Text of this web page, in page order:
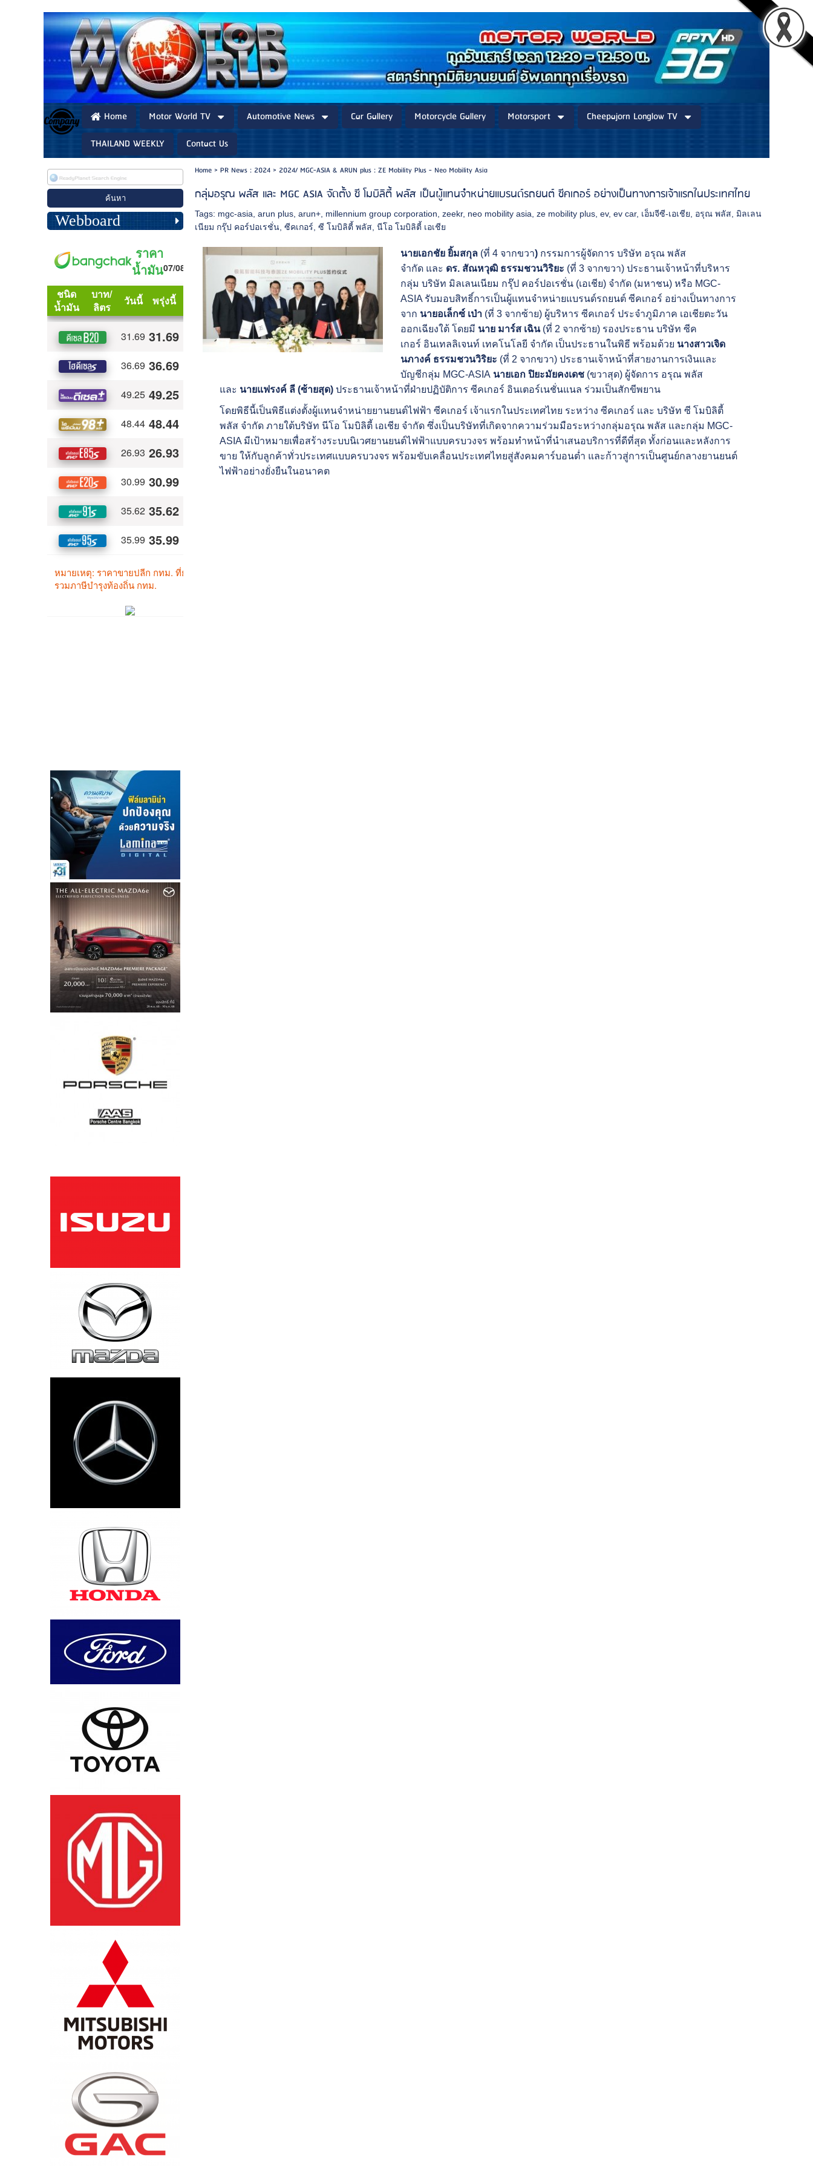
Home Motor World TV Automotive News Car Gallery Motorcycle Gallery Motorsport
Cheepajorn Longlow TV
THAILAND WEEKLY
Contact Us
Webboard
Home> PR News : 2024> 2024/ MGC-ASIA & ARUN plus : ZE Mobility Plus - Neo Mobility Asia
กลุ่มอรุณ พลัส และ MGC ASIA จัดตั้ง ซี โมบิลิตี้ พลัส เป็นผู้แทนจำหน่ายแบรนด์รถยนต์ ซีคเกอร์ อย่างเป็นทางการเจ้าแรกในประเทศไทย
Tags: mgc-asia ,arun plus ,arun+ millennium group corporation ,zeekr, neo mobility asia ,ze mobility plus ,ev,ev car, เอ็มจีซี-เอเชีย อรุณ พลัส ,มิลเลน
เนียม กรุ๊ป คอร์ปอเรชั่น ,ซีคเกอร์ ,ซี โมบิลิตี้ พลัส ,นีโอ โมบิลิตี้ เอเชีย
นายเอกชัย ยิ้มสกุล (ที่ 4 จากขวา) กรรมการผู้จัดการ บริษัท อรุณ พลัส
จำกัด และ ดร. สัณหวุฒิ ธรรมชวนวิริยะ (ที่ 3 จากขวา) ประธานเจ้าหน้าที่บริหาร
กลุ่ม บริษัท มิลเลนเนียม กรุ๊ป คอร์ปอเรชั่น (เอเชีย) จำกัด (มหาชน) หรือ MGC-
ASIA รับมอบสิทธิ์การเป็นผู้แทนจำหน่ายแบรนด์รถยนต์ ซีคเกอร์ อย่างเป็นทางการ
จาก นายอเล็กซ์ เป่า (ที่ 3 จากซ้าย) ผู้บริหาร ซีคเกอร์ ประจำภูมิภาค เอเชียตะวัน
ออกเฉียงใต้ โดยมี นาย มาร์ส เฉิน (ที่ 2 จากซ้าย) รองประธาน บริษัท ซีค
เกอร์ อินเทลลิเจนท์ เทคโนโลยี จำกัด เป็นประธานในพิธี พร้อมด้วย นางสาวเจิด
นภางค์ ธรรมชวนวิริยะ (ที่ 2 จากขวา) ประธานเจ้าหน้าที่สายงานการเงินและ
บัญชีกลุ่ม MGC-ASIA นายเอก ปิยะมัยคงเดช (ขวาสุด) ผู้จัดการ อรุณ พลัส
และ นายแฟรงค์ ลี (ซ้ายสุด) ประธานเจ้าหน้าที่ฝ่ายปฏิบัติการ ซีคเกอร์ อินเตอร์เนชั่นแนล ร่วมเป็นสักขีพยาน
โดยพิธีนี้เป็นพิธีแต่งตั้งผู้แทนจำหน่ายยานยนต์ไฟฟ้า ซีคเกอร์ เจ้าแรกในประเทศไทย ระหว่าง ซีคเกอร์ และ บริษัท ซี โมบิลิตี้
พลัส จำกัด ภายใต้บริษัท นีโอ โมบิลิตี้ เอเชีย จำกัด ซึ่งเป็นบริษัทที่เกิดจากความร่วมมือระหว่างกลุ่มอรุณ พลัส และกลุ่ม MGC-
ASIA มีเป้าหมายเพื่อสร้างระบบนิเวศยานยนต์ไฟฟ้าแบบครบวงจร พร้อมทำหน้าที่นำเสนอบริการที่ดีที่สุด ทั้งก่อนและหลังการ
ขาย ให้กับลูกค้าทั่วประเทศแบบครบวงจร พร้อมขับเคลื่อนประเทศไทยสู่สังคมคาร์บอนต่ำ และก้าวสู่การเป็นศูนย์กลางยานยนต์
ไฟฟ้าอย่างยั่งยืนในอนาคต